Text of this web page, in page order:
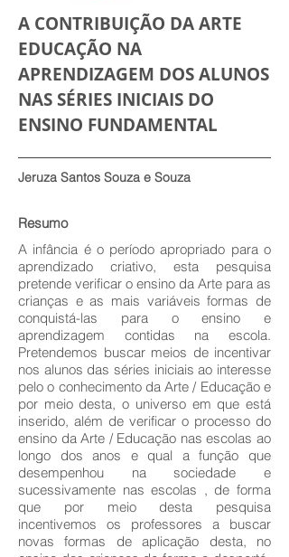
A CONTRIBUIÇÃO DA ARTE
EDUCAÇÃO NA
APRENDIZAGEM DOS ALUNOS
NAS SÉRIES INICIAIS DO
ENSINO FUNDAMENTAL
Jeruza Santos Souza e Souza
Resumo
A infância é o período apropriado para o
aprendizado criativo, esta pesquisa
pretende verificar o ensino da Arte para as
crianças e as mais variáveis formas de
conquistá-las para o ensino e
aprendizagem contidas na escola.
Pretendemos buscar meios de incentivar
nos alunos das séries iniciais ao interesse
pelo o conhecimento da Arte / Educação e
por meio desta, o universo em que está
inserido, além de verificar o processo do
ensino da Arte / Educação nas escolas ao
longo dos anos e qual a função que
desempenhou na sociedade e
sucessivamente nas escolas , de forma
que por meio desta pesquisa
incentivemos os professores a buscar
novas formas de aplicação desta, no